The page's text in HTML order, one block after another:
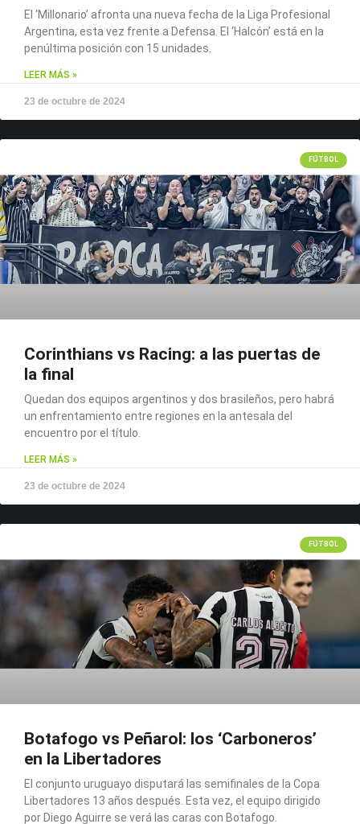
El ‘Millonario’ afronta una nueva fecha de la Liga Profesional
Argentina, esta vez frente a Defensa. El ‘Halcón’ está en la
penúltima posición con 15 unidades.
LEER MÁS »
23 de octubre de 2024
FÚTBOL
Corinthians vs Racing: a las puertas de
la final
Quedan dos equipos argentinos y dos brasileños, pero habrá
un enfrentamiento entre regiones en la antesala del
encuentro por el título.
LEER MÁS »
23 de octubre de 2024
FÚTBOL
Botafogo vs Peñarol: los ‘Carboneros’
en la Libertadores
El conjunto uruguayo disputará las semifinales de la Copa
Libertadores 13 años después. Esta vez, el equipo dirigido
por Diego Aguirre se verá las caras con Botafogo.